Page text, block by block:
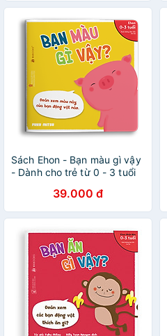
Sách Ehon - Bạn màu gì vậy
- Dành cho trẻ từ 0 - 3 tuổi
39.000 đ